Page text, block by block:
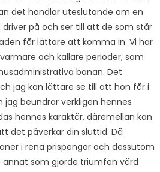
det handlar uteslutande om en
på och ser till att de som står
får lättare att komma in. Vi har
och kallare perioder, som
banan. Det
jag kan lättare se till att hon får i
beundrar verkligen hennes
hennes karaktär, däremellan kan
det påverkar din sluttid. Då
i rena prispengar och dessutom
annat som gjorde triumfen värd